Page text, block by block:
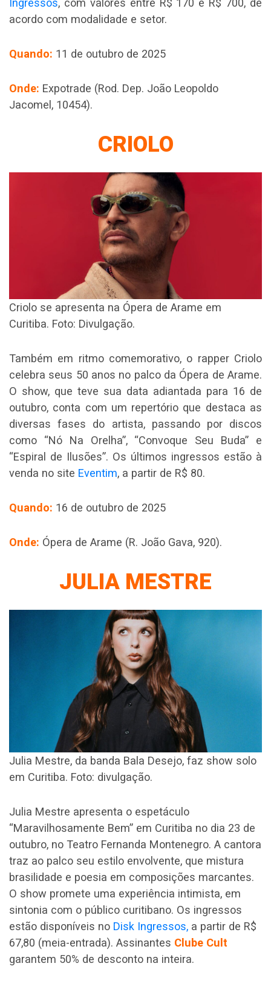
Ingressos, com valores entre R$ 170 e R$ 700, de
acordo com modalidade e setor.
Quando: 11 de outubro de 2025
Onde: Expotrade (Rod. Dep. João Leopoldo
Jacomel, 10454).
CRIOLO
Criolo se apresenta na Ópera de Arame em
Curitiba. Foto: Divulgação.
Também em ritmo comemorativo, o rapper Criolo
celebra seus 50 anos no palco da Ópera de Arame.
O show, que teve sua data adiantada para 16 de
outubro, conta com um repertório que destaca as
diversas fases do artista, passando por discos
como “Nó Na Orelha”, “Convoque Seu Buda” e
“Espiral de Ilusões”. Os últimos ingressos estão à
venda no site Eventim, a partir de R$ 80.
Quando: 16 de outubro de 2025
Onde: Ópera de Arame (R. João Gava, 920).
JULIA MESTRE
Julia Mestre, da banda Bala Desejo, faz show solo
em Curitiba. Foto: divulgação.
Julia Mestre apresenta o espetáculo
“Maravilhosamente Bem” em Curitiba no dia 23 de
outubro, no Teatro Fernanda Montenegro. A cantora
traz ao palco seu estilo envolvente, que mistura
brasilidade e poesia em composições marcantes.
O show promete uma experiência intimista, em
sintonia com o público curitibano. Os ingressos
estão disponíveis no Disk Ingressos, a partir de R$
67,80 (meia-entrada). Assinantes Clube Cult
garantem 50% de desconto na inteira.